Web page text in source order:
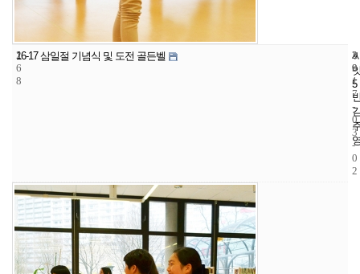
2
6
8
16-17 삼일절 기념식 및 도전 골든벨
5
2
9
2
0
1
7
-
0
3
-
0
2